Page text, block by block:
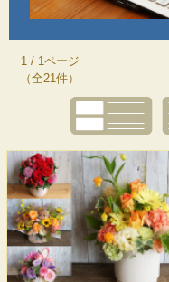
1 / 1ページ
（全21件）